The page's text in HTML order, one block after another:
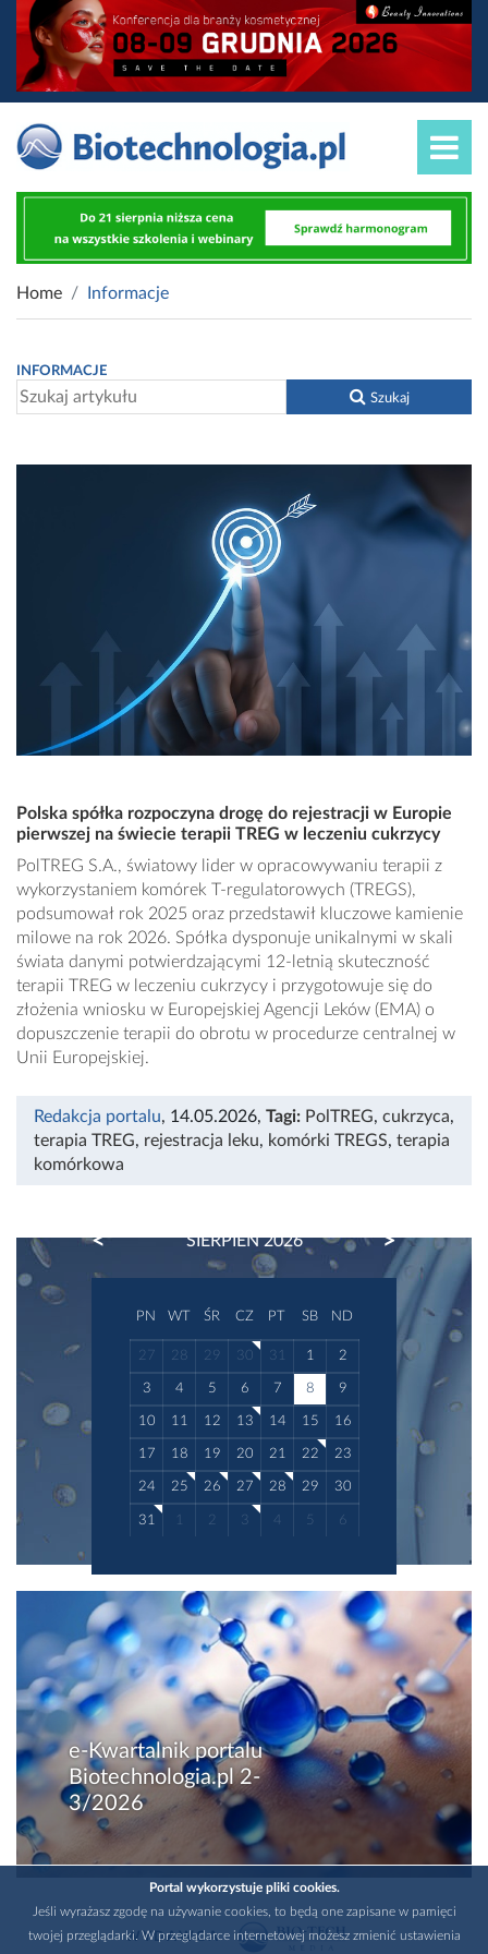
Home Informacje
INFORMACJE
Szukaj
Polska spółka rozpoczyna drogę do rejestracji w Europie
pierwszej na świecie terapii TREG w leczeniu cukrzycy
PolTREG S.A., światowy lider w opracowywaniu terapii z
wykorzystaniem komórek T-regulatorowych (TREGS),
podsumował rok 2025 oraz przedstawił kluczowe kamienie
milowe na rok 2026. Spółka dysponuje unikalnymi w skali
świata danymi potwierdzającymi 12-letnią skuteczność
terapii TREG w leczeniu cukrzycy i przygotowuje się do
złożenia wniosku w Europejskiej Agencji Leków (EMA) o
dopuszczenie terapii do obrotu w procedurze centralnej w
Unii Europejskiej.
Redakcja portalu, 14.05.2026, Tagi: PolTREG, cukrzyca,
terapia TREG, rejestracja leku, komórki TREGS, terapia
komórkowa
SIERPIEŃ 2026
PREVIOUS NEXT
PN WT ŚR CZ PT SB ND
27 28 29 30 31 1 2
3 4 5 6 7 8 9
10 11 12 13 14 15 16
17 18 19 20 21 22 23
24 25 26 27 28 29 30
31 1 2 3 4 5 6
e-Kwartalnik portalu
Biotechnologia.pl 2-
3/2026
WYDAWCA
Portal wykorzystuje pliki cookies.
Jeśli wyrażasz zgodę na używanie cookies, to będą one zapisane w pamięci
twojej przeglądarki. W przeglądarce internetowej możesz zmienić ustawienia